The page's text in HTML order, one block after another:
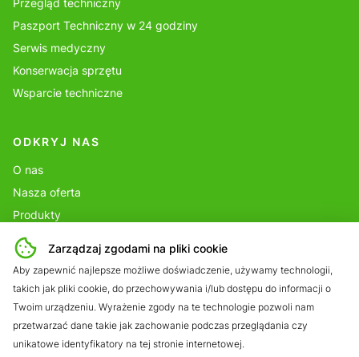
Zarządzaj zgodami na pliki cookie
Aby zapewnić najlepsze możliwe doświadczenie, używamy technologii,
takich jak pliki cookie, do przechowywania i/lub dostępu do informacji o
Twoim urządzeniu. Wyrażenie zgody na te technologie pozwoli nam
przetwarzać dane takie jak zachowanie podczas przeglądania czy
unikatowe identyfikatory na tej stronie internetowej.
Przegląd techniczny
Paszport Techniczny w 24 godziny
Serwis medyczny
Konserwacja sprzętu
Wsparcie techniczne
ODKRYJ NAS
O nas
Nasza oferta
Produkty
Portfolio
Blog
Kontakt